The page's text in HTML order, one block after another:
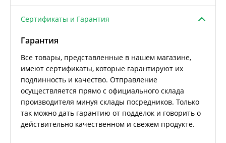
Сертификаты и Гарантия
Гарантия
Все товары, представленные в нашем магазине,
имеют сертификаты, которые гарантируют их
подлинность и качество. Отправление
осуществляется прямо с официального склада
производителя минуя склады посредников. Только
так можно дать гарантию от подделок и говорить о
действительно качественном и свежем продукте.